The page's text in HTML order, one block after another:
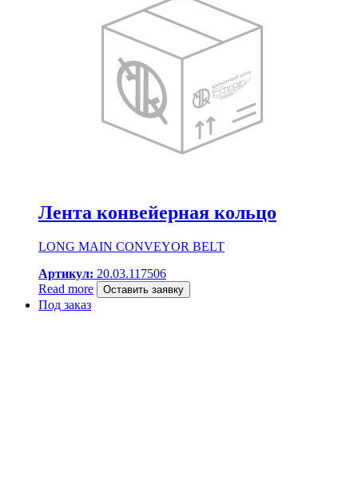
Лента конвейерная кольцо
LONG MAIN CONVEYOR BELT
Артикул: 20.03.117506
Read more
Оставить заявку
Под заказ